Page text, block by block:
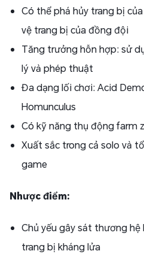
Có thể phá hủy trang bị
vệ trang bị của đồng đội
Tăng trưởng hỗn hợp: sử
lý và phép thuật
Đa dạng lối chơi: Acid
Homunculus
Có kỹ năng thụ động farm
Xuất sắc trong cả solo và
game​
Nhược điểm:
Chủ yếu gây sát thương hệ
trang bị kháng lửa